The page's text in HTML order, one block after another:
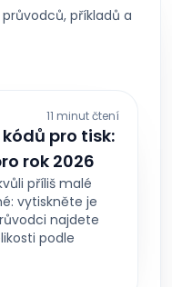
příkladů a
11 minut čtení
pro tisk:
rok 2026
příliš malé
vytiskněte je
najdete
podle